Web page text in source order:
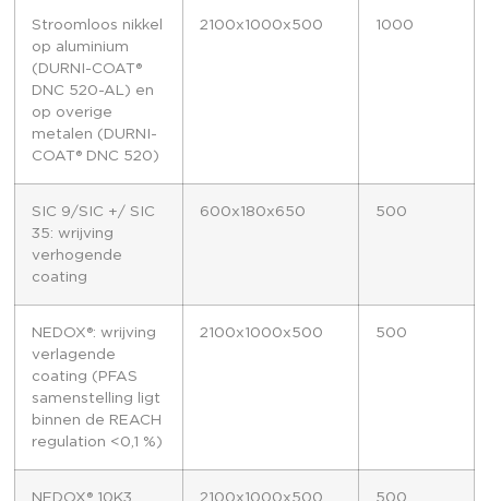
Stroomloos nikkel
op aluminium
(DURNI-COAT®
DNC 520-AL) en
op overige
metalen (DURNI-
COAT® DNC 520)
2100x1000x500 1000
SIC 9/SIC +/ SIC
35: wrijving
verhogende
coating
600x180x650 500
NEDOX®: wrijving
verlagende
coating (PFAS
samenstelling ligt
binnen de REACH
regulation <0,1 %)
2100x1000x500 500